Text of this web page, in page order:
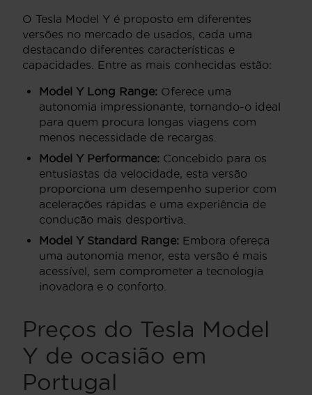
O Tesla Model Y é proposto em diferentes
versões no mercado de usados, cada uma
destacando diferentes características e
capacidades. Entre as mais conhecidas estão:
Model Y Long Range: Oferece uma
autonomia impressionante, tornando-o ideal
para quem procura longas viagens com
menos necessidade de recargas.
Model Y Performance: Concebido para os
entusiastas da velocidade, esta versão
proporciona um desempenho superior com
acelerações rápidas e uma experiência de
condução mais desportiva.
Model Y Standard Range: Embora ofereça
uma autonomia menor, esta versão é mais
acessível, sem comprometer a tecnologia
inovadora e o conforto.
Preços do Tesla Model
Y de ocasião em
Portugal